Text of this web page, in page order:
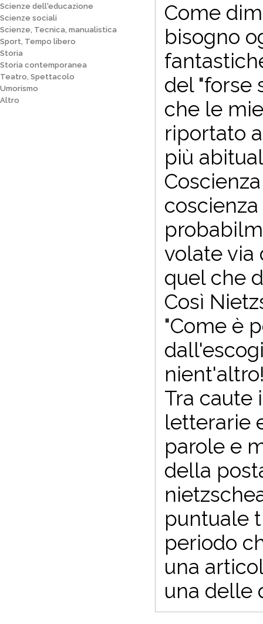
Scienze dell'educazione
Scienze sociali
Scienze, Tecnica, manualistica
Sport, Tempo libero
Storia
Storia contemporanea
Teatro, Spettacolo
Umorismo
Altro
Come
bisogno
del "forse
che le
riportato
più
volate via
quel che
Così
"Come è
Tra caute
letterarie
parole e
della
puntuale
periodo
una
una delle